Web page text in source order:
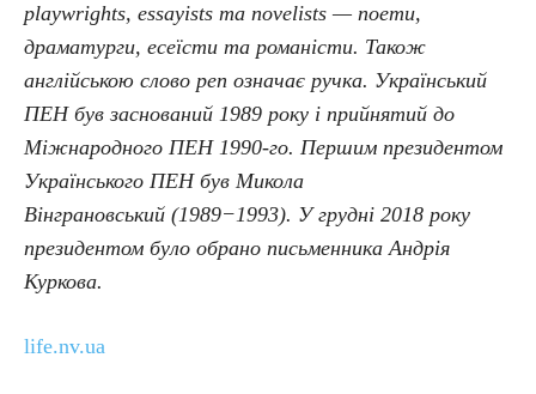
playwrights, essayists та novelists — поети,
драматурги, есеїсти та романісти. Також
англійською слово pen означає ручка. Український
ПЕН був заснований 1989 року і прийнятий до
Міжнародного ПЕН 1990-го. Першим президентом
Українського ПЕН був Микола
Вінграновський (1989−1993). У грудні 2018 року
президентом було обрано письменника Андрія
Куркова.
life.nv.ua